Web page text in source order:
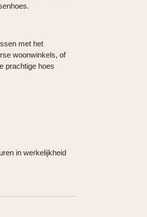
met het
woonwinkels, of
prachtige hoes
in werkelijkheid